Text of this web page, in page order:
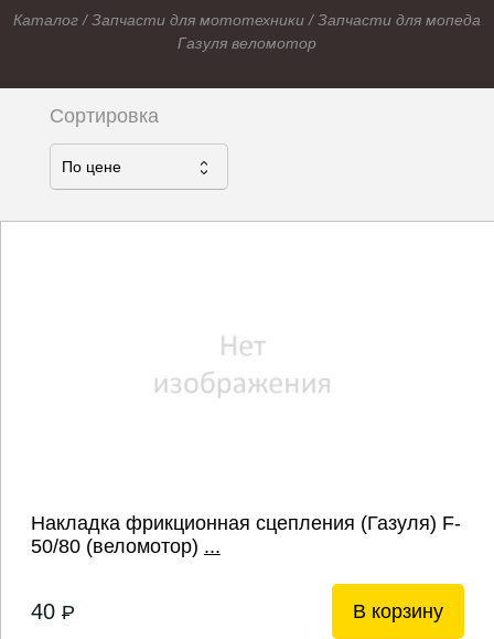
Каталог /Запчасти для мототехники /Запчасти для мопеда
Газуля веломотор
Сортировка
По ценe
Накладка фрикционная сцепления (Газуля) F-
50/80 (веломотор) ...
40 P В корзину